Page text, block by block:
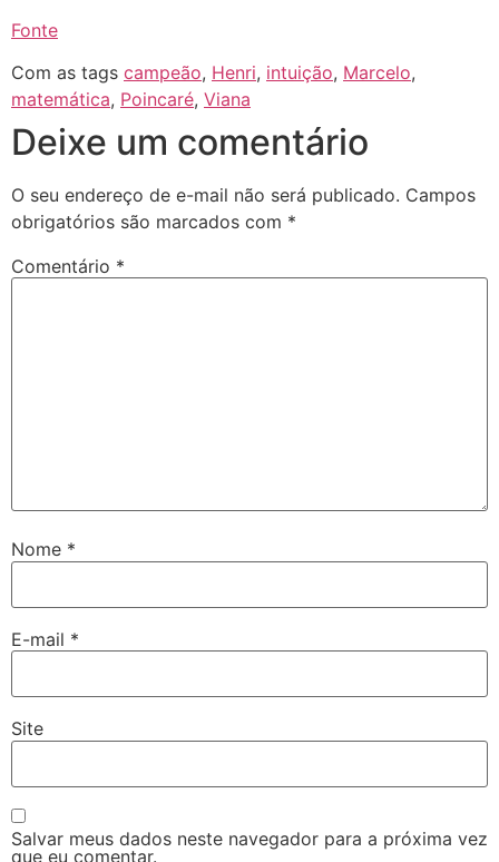
Fonte
Com as tags campeão, Henri, intuição, Marcelo,
matemática, Poincaré, Viana
Deixe um comentário
O seu endereço de e-mail não será publicado. Campos
obrigatórios são marcados com *
Comentário *
Nome *
E-mail *
Site
Salvar meus dados neste navegador para a próxima vez
que eu comentar.